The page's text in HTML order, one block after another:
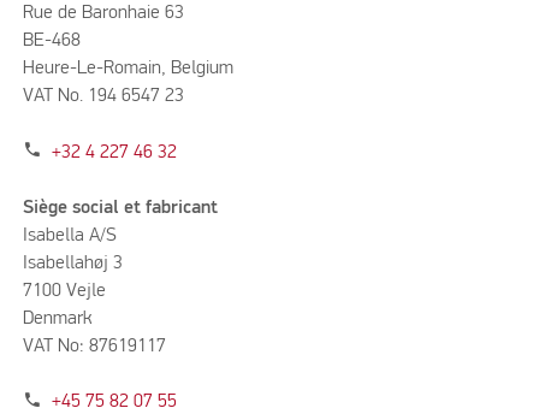
Rue de Baronhaie 63
BE-468
Heure-Le-Romain, Belgium
VAT No. 194 6547 23
phone +32 4 227 46 32
Siège social et fabricant
Isabella A/S
Isabellahøj 3
7100 Vejle
Denmark
VAT No: 87619117
phone +45 75 82 07 55